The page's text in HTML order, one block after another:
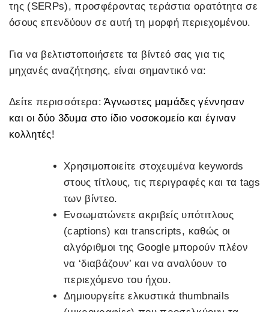
της (SERPs), προσφέροντας τεράστια ορατότητα σε
όσους επενδύουν σε αυτή τη μορφή περιεχομένου.
Για να βελτιστοποιήσετε τα βίντεό σας για τις
μηχανές αναζήτησης, είναι σημαντικό να:
Δείτε περισσότερα:Άγνωστες μαμάδες γέννησαν
και οι δύο 3δυμα στο ίδιο νοσοκομείο και έγιναν
κολλητές!
Χρησιμοποιείτε στοχευμένα keywords
στους τίτλους, τις περιγραφές και τα tags
των βίντεο.
Ενσωματώνετε ακριβείς υπότιτλους
(captions) και transcripts, καθώς οι
αλγόριθμοι της Google μπορούν πλέον
να ‘διαβάζουν’ και να αναλύουν το
περιεχόμενο του ήχου.
Δημιουργείτε ελκυστικά thumbnails